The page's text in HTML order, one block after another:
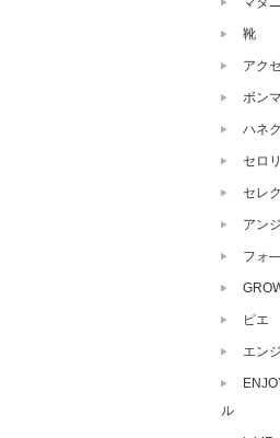
靴
アク
ボン
ハネ
セロ
セレ
アン
フォ
ピエ
エン
ル